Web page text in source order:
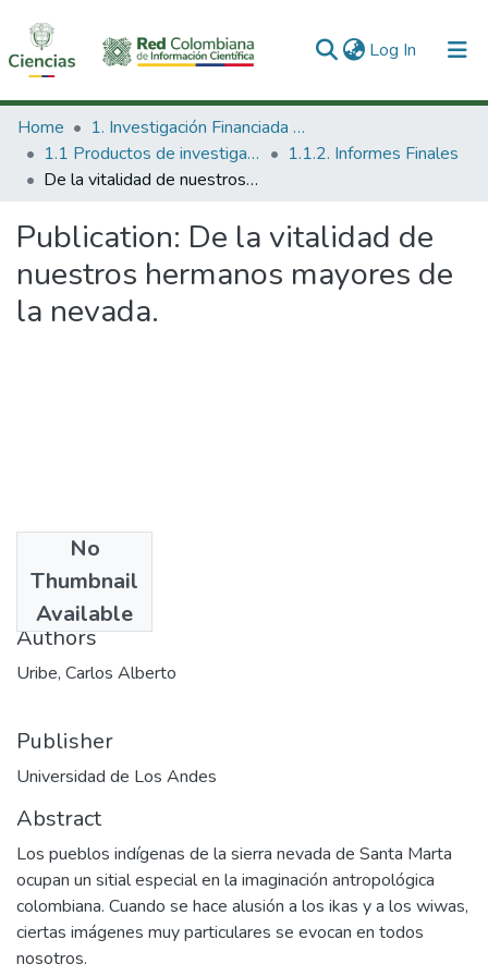
Log In (current)
Communities & Collections
All of DSpace
Home
1. Investigación Financiada con Recursos Públicos
1.1 Productos de investigación
1.1.2. Informes Finales
De la vitalidad de nuestros hermanos mayores de la nevada.
Publication: De la vitalidad de
nuestros hermanos mayores de
la nevada.
No
Thumbnail
Available
1998-06
Authors
Uribe, Carlos Alberto
Publisher
Universidad de Los Andes
Abstract
Los pueblos indígenas de la sierra nevada de Santa Marta
ocupan un sitial especial en la imaginación antropológica
colombiana. Cuando se hace alusión a los ikas y a los wiwas,
ciertas imágenes muy particulares se evocan en todos
nosotros.